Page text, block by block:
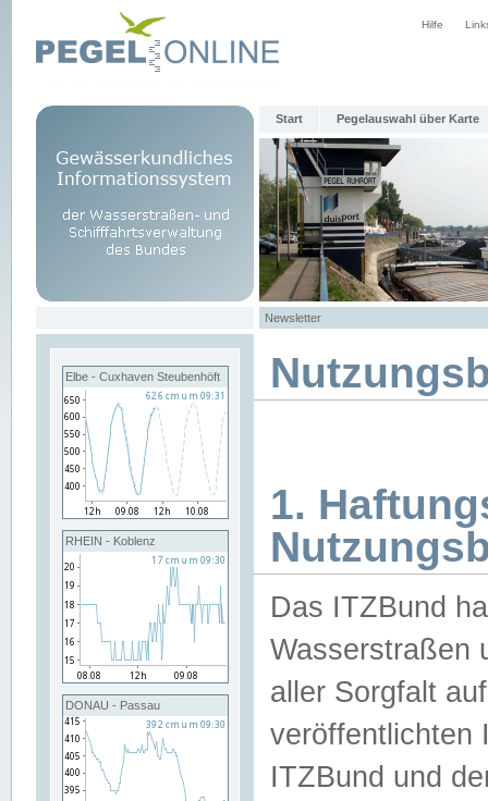
Hilfe
Start Pegelauswahl über Karte
Newsletter
Elbe - Cuxhaven Steubenhöft
RHEIN - Koblenz
DONAU - Passau
1.
Das ITZBund
Wasserstraßen
aller Sorgfalt
veröffentlichten
ITZBund und